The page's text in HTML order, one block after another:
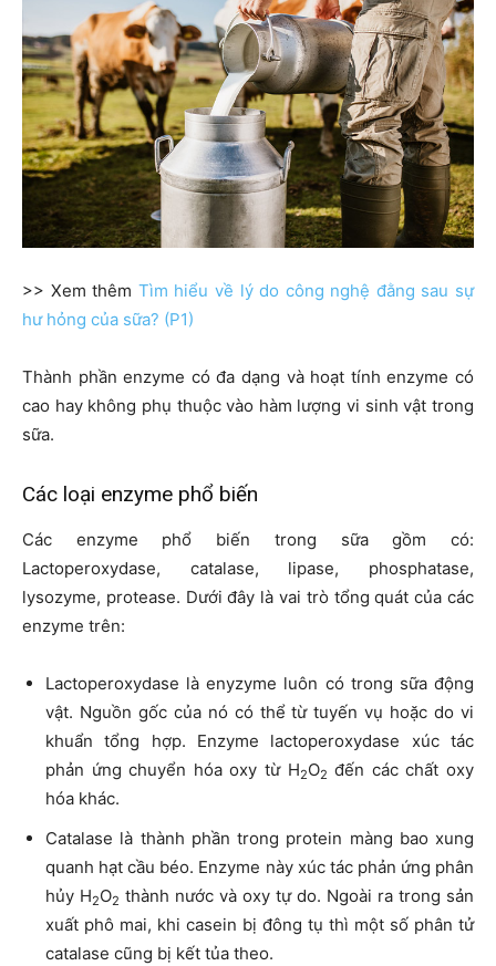
>> Xem thêm Tìm hiểu về lý do công nghệ đằng sau sự
hư hỏng của sữa? (P1)
Thành phần enzyme có đa dạng và hoạt tính enzyme có
cao hay không phụ thuộc vào hàm lượng vi sinh vật trong
sữa.
Các loại enzyme phổ biến
Các enzyme phổ biến trong sữa gồm có:
Lactoperoxydase, catalase, lipase, phosphatase,
lysozyme, protease. Dưới đây là vai trò tổng quát của các
enzyme trên:
Lactoperoxydase là enyzyme luôn có trong sữa động
vật. Nguồn gốc của nó có thể từ tuyến vụ hoặc do vi
khuẩn tổng hợp. Enzyme lactoperoxydase xúc tác
phản ứng chuyển hóa oxy từ H2O2 đến các chất oxy
hóa khác.
Catalase là thành phần trong protein màng bao xung
quanh hạt cầu béo. Enzyme này xúc tác phản ứng phân
hủy H2O2 thành nước và oxy tự do. Ngoài ra trong sản
xuất phô mai, khi casein bị đông tụ thì một số phân tử
catalase cũng bị kết tủa theo.